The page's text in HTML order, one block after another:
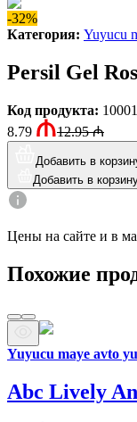
-32%
Категория: Yuyucu
Persil Gel
Код продукта:
8.79
12.95₼
Добавить в
Добавить в
Цены на сайте и в
Похожие
Yuyucu maye avto
Abc Lively